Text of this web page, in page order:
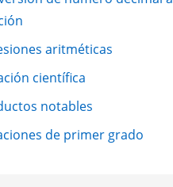
aritméticas
científica
notables
de primer grado